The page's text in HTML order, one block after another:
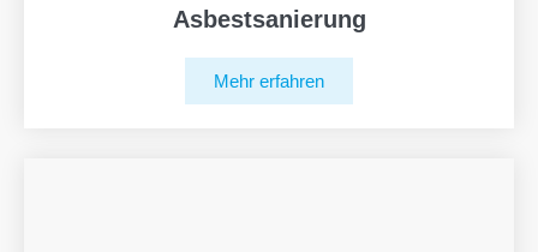
Asbestsanierung
Mehr erfahren